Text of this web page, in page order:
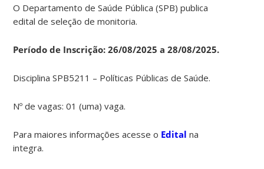
O Departamento de Saúde Pública (SPB) publica
edital de seleção de monitoria.
Período de Inscrição: 26/08/2025 a 28/08/2025.
Disciplina SPB5211 – Políticas Públicas de Saúde.
Nº de vagas: 01 (uma) vaga.
Para maiores informações acesse o Edital na
integra.